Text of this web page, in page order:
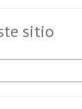
sitio